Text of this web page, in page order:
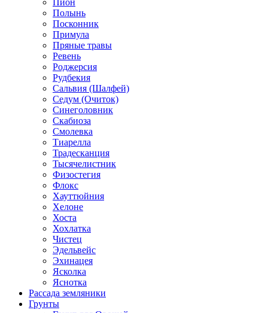
Пион
Полынь
Посконник
Примула
Пряные травы
Ревень
Роджерсия
Рудбекия
Сальвия (Шалфей)
Седум (Очиток)
Синеголовник
Скабиоза
Смолевка
Тиарелла
Традесканция
Тысячелистник
Физостегия
Флокс
Хауттюйния
Хелоне
Хоста
Хохлатка
Чистец
Эдельвейс
Эхинацея
Ясколка
Яснотка
Рассада земляники
Грунты